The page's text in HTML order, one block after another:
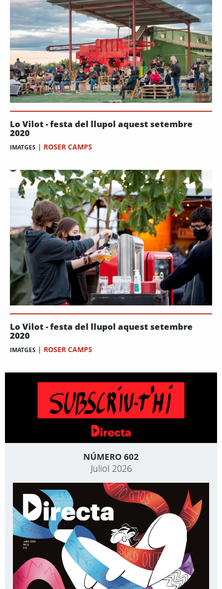
Lo Vilot - festa del llupol aquest setembre
2020
IMATGES | ROSER CAMPS
Lo Vilot - festa del llupol aquest setembre
2020
IMATGES | ROSER CAMPS
NÚMERO 602
Juliol 2026